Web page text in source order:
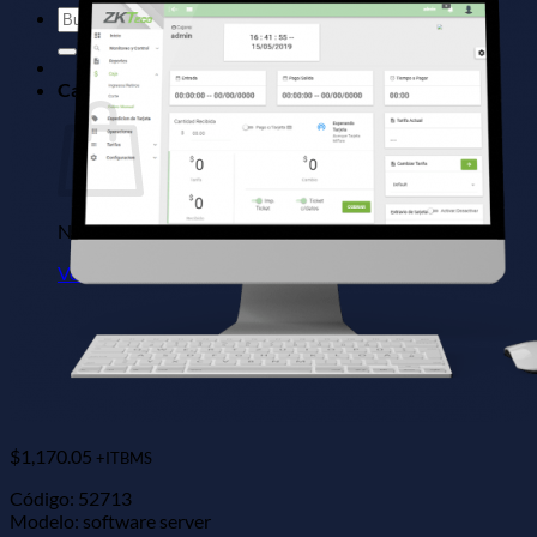
Buscar
por:
Carrito
No hay productos en el carrito.
Volver a la tienda
$1,170.05 +ITBMS
Código: 52713
Modelo: software server